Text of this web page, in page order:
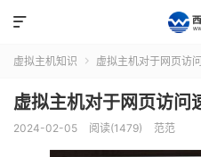

虚拟主机知识  虚拟主机对于网页访
虚拟主机对于网页访问
2024-02-05 阅读(1479) 范范